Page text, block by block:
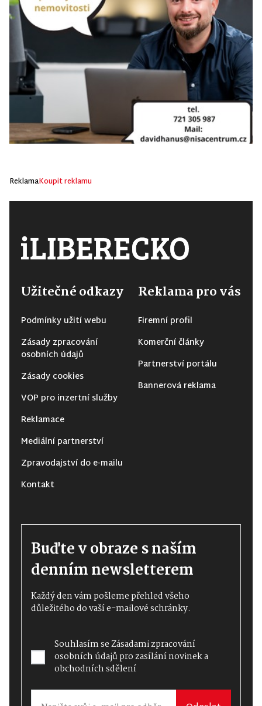
ReklamaKoupit reklamu
Užitečné odkazy
Podmínky užití webu
Zásady zpracování
osobních údajů
Zásady cookies
VOP pro inzertní služby
Reklamace
Mediální partnerství
Zpravodajství do e-mailu
Kontakt
Reklama pro vás
Firemní profil
Komerční články
Partnerství portálu
Bannerová reklama
Buďte v obraze s naším
denním newsletterem
Každý den vám pošleme přehled všeho
důležitého do vaší e-mailové schránky.
Souhlasím seZásadami zpracování
osobních údajůpro zasílání novinek a
obchodních sdělení